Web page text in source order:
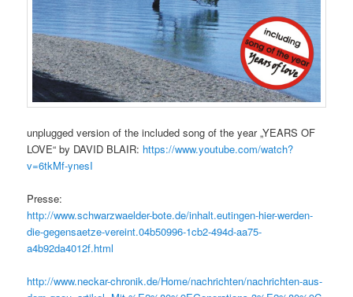
unplugged version of the included song of the year „YEARS OF
LOVE“ by DAVID BLAIR: https://www.youtube.com/watch?
v=6tkMf-ynesI
Presse:
http://www.schwarzwaelder-bote.de/inhalt.eutingen-hier-werden-
die-gegensaetze-vereint.04b50996-1cb2-494d-aa75-
a4b92da4012f.html
http://www.neckar-chronik.de/Home/nachrichten/nachrichten-aus-